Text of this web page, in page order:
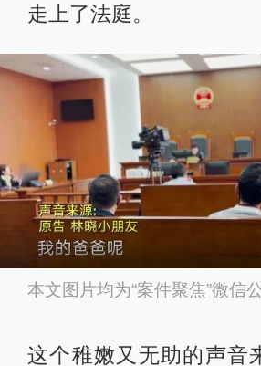
走上了法庭。
本文图片均为“案件聚焦”微信
这个稚嫩又无助的声音